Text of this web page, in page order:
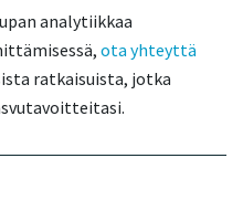
analytiikkaa
ota yhteyttä
ratkaisuista, jotka